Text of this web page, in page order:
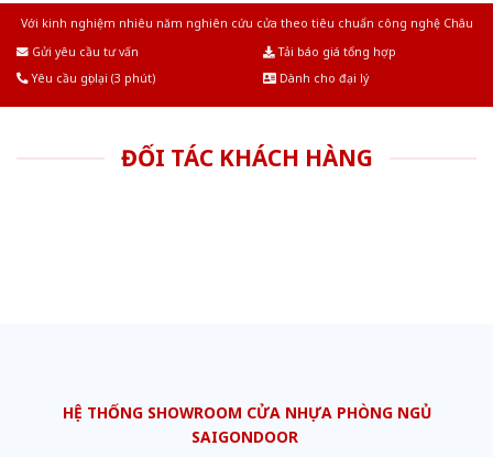
Với kinh nghiệm nhiêu năm nghiên cứu cửa theo tiêu chuẩn công nghệ Châu
Gửi yêu cầu tư vấn
Tải báo giá tổng hợp
Yêu cầu gọi lại (3 phút)
Dành cho đại lý
ĐỐI TÁC KHÁCH HÀNG
HỆ THỐNG SHOWROOM CỬA NHỰA PHÒNG NGỦ
SAIGONDOOR